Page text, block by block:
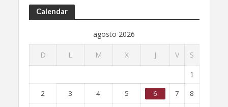
Calendar
agosto 2026
D L M X J V S
1
2 3 4 5 6 7 8